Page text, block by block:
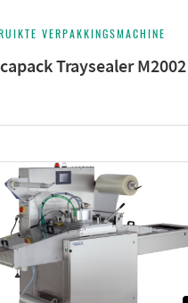
VERPAKKINGSMACHINE
Traysealer M2002